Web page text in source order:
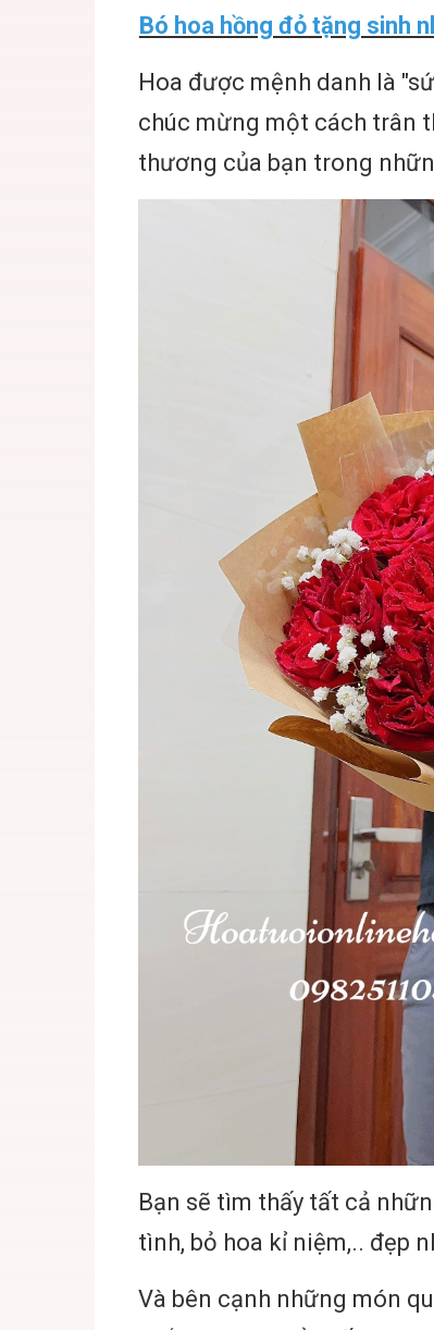
Bó hoa hồng đỏ tặng sinh
Hoa được mệnh danh là
chúc mừng một cách trân
thương của bạn trong
Bạn sẽ tìm thấy tất cả
tình, bỏ hoa kỉ niệm,.. đẹp
Và bên cạnh những món